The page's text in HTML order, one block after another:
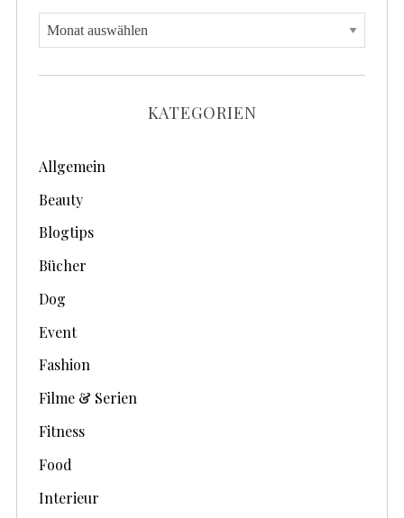
A
r
c
e
KATEGORIEN
Allgemein
Beauty
Blogtips
Bücher
Dog
Event
Fashion
Filme & Serien
Fitness
Food
Interieur